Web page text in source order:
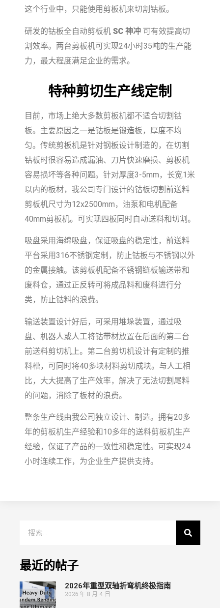
这个行业中，只能使用剪板机来切割钴板。
研发的钴板全自动剪板机 SC 神冲 可有效提高切
割效率。两台剪板机可实现24小时35吨的生产能
力，最大程度满足企业的需求。
特种剪切生产线定制
目前，市场上绝大多数剪板机都不适合切割钴
板。主要原因之一是钴板是锻造板，厚度不均
匀。传统剪板机是针对钢板设计制造的，在切割
钴板时很容易造成漏油、刀片快速磨损、剪板机
容易损坏等各种问题。针对厚度3-5mm，长宽1米
以内的板材，我公司专门设计的钴板切割前送料
剪板机尺寸为12x2500mm，油泵和电机配备
40mm剪板机。可实现四板同时自动送料和切割。
吸盘采用海绵吸盘，保证吸盘的稳定性，前送料
平台采用316不锈钢定制，防止钴板与不锈钢以外
的金属接触。该剪板机配备不锈钢链板输送带和
废料仓，通过正反转可将成品料和废料进行分
类，防止钴料的浪费。
输送装置设计好后，可采用堆垛装置，通过吸
盘、机器人或人工将钴带材放置在后面的第二台
前送料剪切机上。第二台剪切机设计有定制的推
料槽，可同时将40多块材料剪切成块。与人工相
比，大大提高了生产效率，解决了无法切割尾料
的问题，消除了板材的浪费。
整条生产线由我公司独立设计、制造。拥有20多
年的剪板机生产经验和10多年的送料剪板机生产
经验，保证了产品的一致性和稳定性。可实现24
小时连续工作，为企业生产提供支持。
最近的帖子
2026年重型双轴折弯机终极指南
2026 年 8 月 4 日